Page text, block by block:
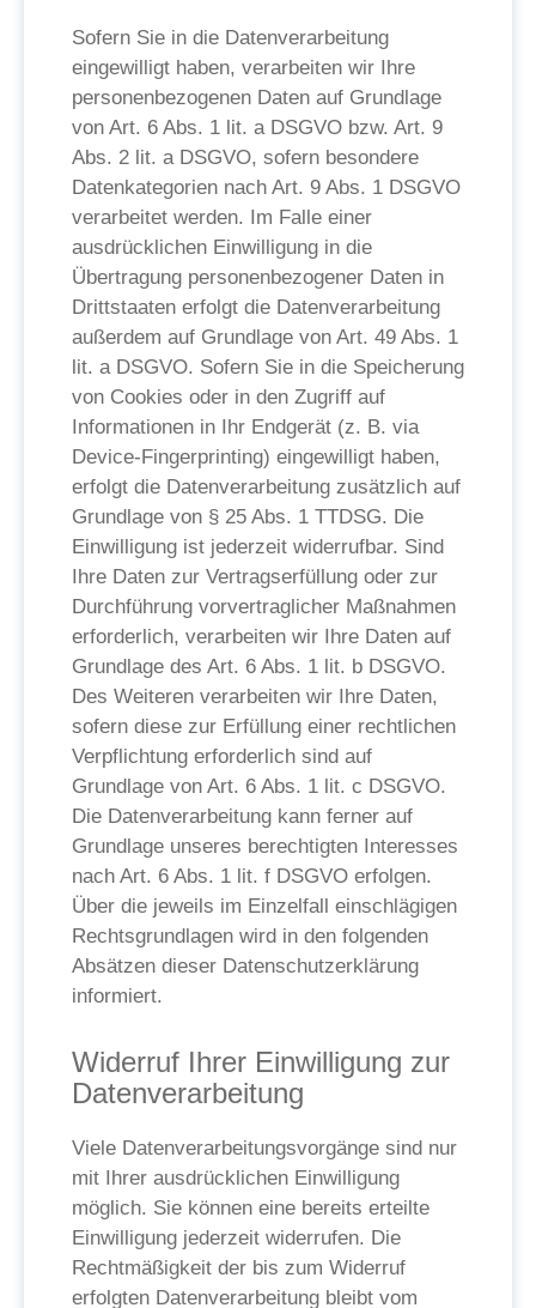
Sofern Sie in die Datenverarbeitung
eingewilligt haben, verarbeiten wir Ihre
personenbezogenen Daten auf Grundlage
von Art. 6 Abs. 1 lit. a DSGVO bzw. Art. 9
Abs. 2 lit. a DSGVO, sofern besondere
Datenkategorien nach Art. 9 Abs. 1 DSGVO
verarbeitet werden. Im Falle einer
ausdrücklichen Einwilligung in die
Übertragung personenbezogener Daten in
Drittstaaten erfolgt die Datenverarbeitung
außerdem auf Grundlage von Art. 49 Abs. 1
lit. a DSGVO. Sofern Sie in die Speicherung
von Cookies oder in den Zugriff auf
Informationen in Ihr Endgerät (z. B. via
Device-Fingerprinting) eingewilligt haben,
erfolgt die Datenverarbeitung zusätzlich auf
Grundlage von § 25 Abs. 1 TTDSG. Die
Einwilligung ist jederzeit widerrufbar. Sind
Ihre Daten zur Vertragserfüllung oder zur
Durchführung vorvertraglicher Maßnahmen
erforderlich, verarbeiten wir Ihre Daten auf
Grundlage des Art. 6 Abs. 1 lit. b DSGVO.
Des Weiteren verarbeiten wir Ihre Daten,
sofern diese zur Erfüllung einer rechtlichen
Verpflichtung erforderlich sind auf
Grundlage von Art. 6 Abs. 1 lit. c DSGVO.
Die Datenverarbeitung kann ferner auf
Grundlage unseres berechtigten Interesses
nach Art. 6 Abs. 1 lit. f DSGVO erfolgen.
Über die jeweils im Einzelfall einschlägigen
Rechtsgrundlagen wird in den folgenden
Absätzen dieser Datenschutzerklärung
informiert.
Widerruf Ihrer Einwilligung zur
Datenverarbeitung
Viele Datenverarbeitungsvorgänge sind nur
mit Ihrer ausdrücklichen Einwilligung
möglich. Sie können eine bereits erteilte
Einwilligung jederzeit widerrufen. Die
Rechtmäßigkeit der bis zum Widerruf
erfolgten Datenverarbeitung bleibt vom